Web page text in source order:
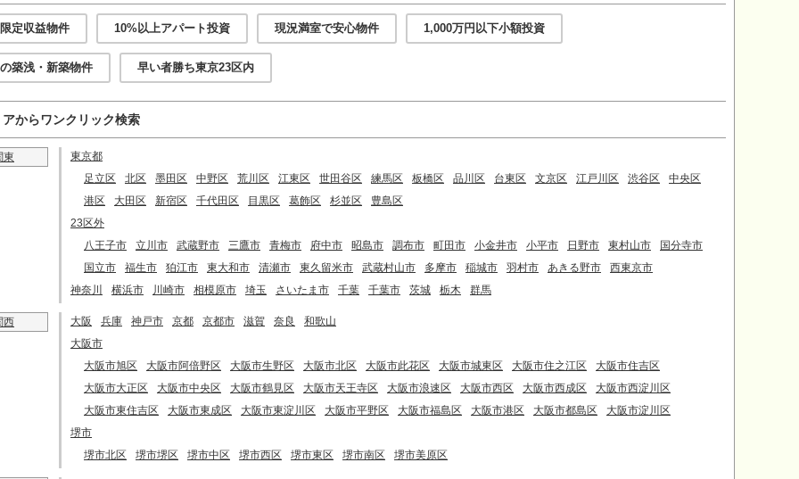
定収益物件 10%以上アパート投資 現況満室で安心物件 1,000万円以下小額投資
築浅・新築物件 早い者勝ち東京23区内
アからワンクリック検索
東
東京都
足立区
北区 墨田区 中野区 荒川区 江東区 世田谷区 練馬区 板橋区 品川区 台東区 文京区 江戸川区 渋谷区
中央区
港区
大田区 新宿区 千代田区 目黒区 葛飾区 杉並区
豊島区
23区外
八王子市
立川市 武蔵野市 三鷹市 青梅市 府中市 昭島市 調布市 町田市 小金井市 小平市 日野市 東村山市
国分寺市
国立市
福生市 狛江市 東大和市 清瀬市 東久留米市 武蔵村山市 多摩市 稲城市 羽村市 あきる野市
西東京市
神奈川
横浜市 川崎市 相模原市 埼玉 さいたま市 千葉 千葉市 茨城 栃木 群馬
西 大阪 兵庫 神戸市 京都 京都市 滋賀 奈良
和歌山
大阪市
大阪市旭区
大阪市阿倍野区 大阪市生野区 大阪市北区 大阪市此花区 大阪市城東区 大阪市住之江区
大阪市住吉区
大阪市大正区
大阪市中央区 大阪市鶴見区 大阪市天王寺区 大阪市浪速区 大阪市西区 大阪市西成区
大阪市西淀川区
大阪市東住吉区
大阪市東成区 大阪市東淀川区 大阪市平野区 大阪市福島区 大阪市港区 大阪市都島区
大阪市淀川区
堺市
堺市北区
堺市堺区 堺市中区 堺市西区 堺市東区 堺市南区 堺市美原区